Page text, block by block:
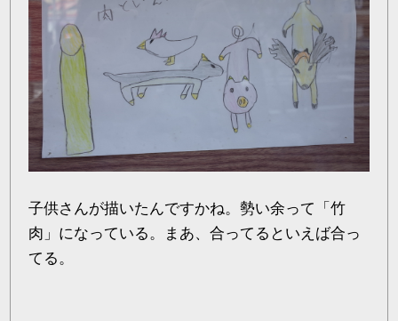
子供さんが描いたんですかね。勢い余って「竹
肉」になっている。まあ、合ってるといえば合っ
てる。